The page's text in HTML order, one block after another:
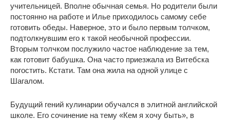
учительницей. Вполне обычная семья. Но родители были
постоянно на работе и Илье приходилось самому себе
готовить обеды. Наверное, это и было первым толчком,
подтолкнувшим его к такой необычной профессии.
Вторым толчком послужило частое наблюдение за тем,
как готовит бабушка. Она часто приезжала из Витебска
погостить. Кстати. Там она жила на одной улице с
Шагалом.
Будущий гений кулинарии обучался в элитной английской
школе. Его сочинение на тему «Кем я хочу быть», в